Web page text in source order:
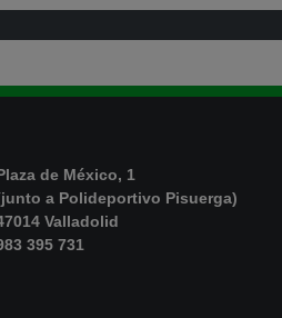
de México, 1
a Polideportivo Pisuerga)
Valladolid
395 731